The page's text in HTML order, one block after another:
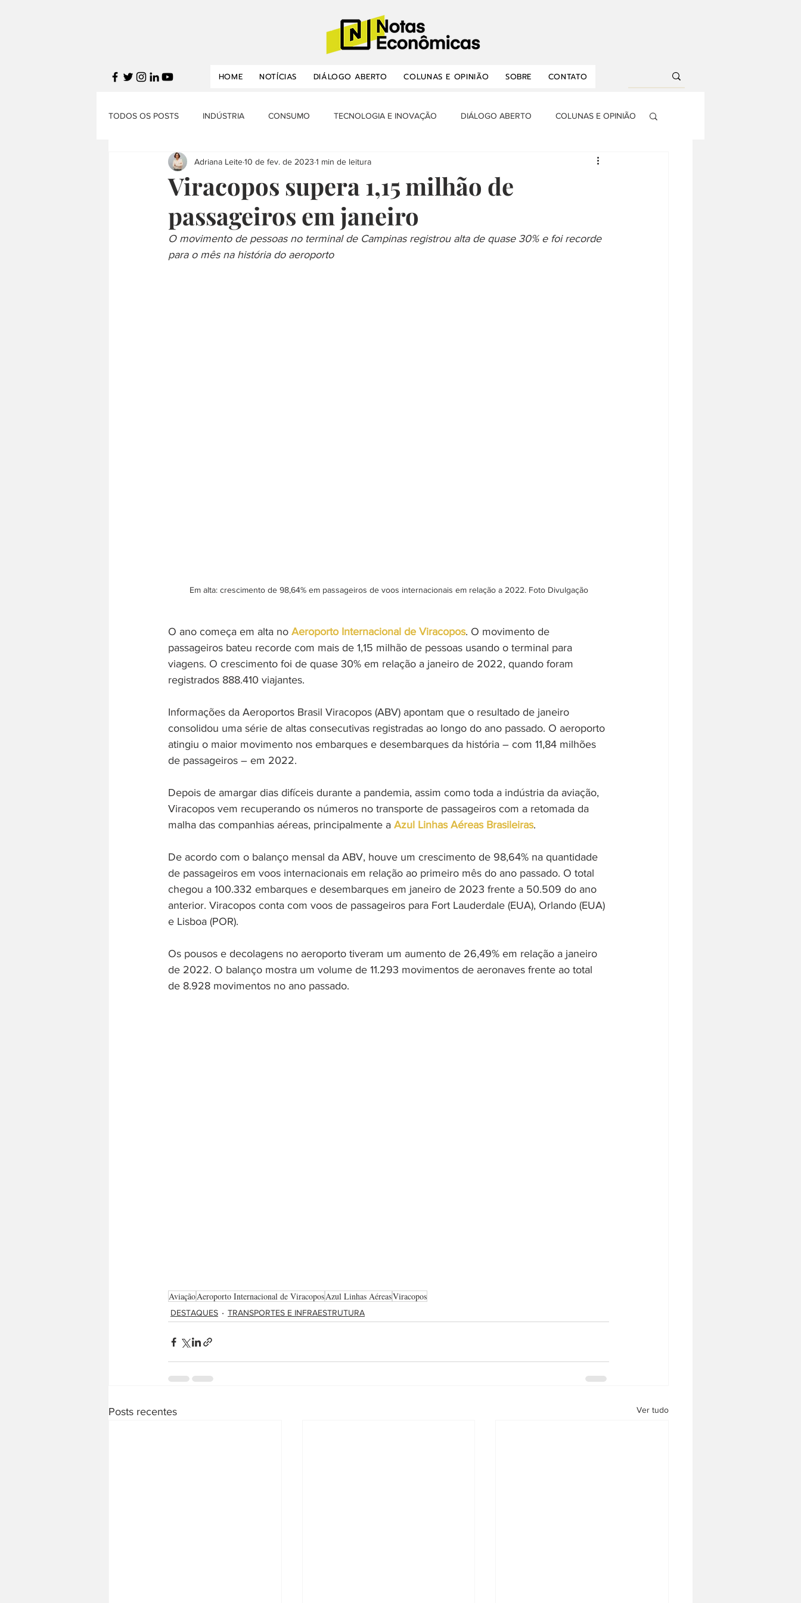
HOME NOTÍCIAS DIÁLOGO ABERTO COLUNAS E OPINIÃO SOBRE CONTATO
TODOS OS POSTS INDÚSTRIA CONSUMO TECNOLOGIA E INOVAÇÃO DIÁLOGO ABERTO COLUNAS E OPINIÃO
FINANÇAS SERVIÇOS TRANSPORTES E INFRAESTRUTURA AGRONEGÓCIO
DESTAQUES POLÍTICA ECONÔMICA E BALANÇA MERCADO DE TRABALHO
Viracopos supera 1,15 milhão de
passageiros em janeiro
Adriana Leite10 de fev. de 2023 1 min de leitura
O movimento de pessoas no terminal de Campinas registrou alta de quase 30% e foi recorde
para o mês na história do aeroporto
Em alta: crescimento de 98,64% em passageiros de voos internacionais em relação a 2022. Foto Divulgação
O ano começa em alta no Aeroporto Internacional de Viracopos. O movimento de
passageiros bateu recorde com mais de 1,15 milhão de pessoas usando o terminal para
viagens. O crescimento foi de quase 30% em relação a janeiro de 2022, quando foram
registrados 888.410 viajantes.
Informações da Aeroportos Brasil Viracopos (ABV) apontam que o resultado de janeiro
consolidou uma série de altas consecutivas registradas ao longo do ano passado. O aeroporto
atingiu o maior movimento nos embarques e desembarques da história – com 11,84 milhões
de passageiros – em 2022.
Depois de amargar dias difíceis durante a pandemia, assim como toda a indústria da aviação,
Viracopos vem recuperando os números no transporte de passageiros com a retomada da
malha das companhias aéreas, principalmente a Azul Linhas Aéreas Brasileiras.
De acordo com o balanço mensal da ABV, houve um crescimento de 98,64% na quantidade
de passageiros em voos internacionais em relação ao primeiro mês do ano passado. O total
chegou a 100.332 embarques e desembarques em janeiro de 2023 frente a 50.509 do ano
anterior. Viracopos conta com voos de passageiros para Fort Lauderdale (EUA), Orlando (EUA)
e Lisboa (POR).
Os pousos e decolagens no aeroporto tiveram um aumento de 26,49% em relação a janeiro
de 2022. O balanço mostra um volume de 11.293 movimentos de aeronaves frente ao total
de 8.928 movimentos no ano passado.
AviaçãoAeroporto Internacional de ViracoposAzul Linhas AéreasViracopos
DESTAQUES TRANSPORTES E INFRAESTRUTURA
Posts recentes Ver tudo